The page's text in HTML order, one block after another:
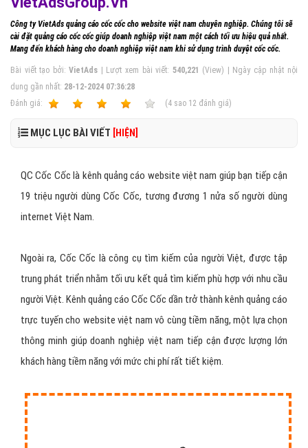
Công ty VietAds quảng cáo cốc cốc cho website việt nam chuyên nghiệp. Chúng tôi sẽ
cài đặt quảng cáo cốc cốc giúp doanh nghiệp việt nam một cách tối ưu hiệu quả nhất.
Mang đến khách hàng cho doanh nghiệp việt nam khi sử dụng trình duyệt cốc cốc.
Bài viết tạo bởi:VietAds | Lượt xem bài viết: 540,221 (View) | Ngày cập nhật nội
dung gần nhất: 28-12-2024 07:36:28
Ðánh giá:
(4 sao 12 đánh giá)
MỤC LỤC BÀI VIẾT [HIỆN]
QC Cốc Cốc là kênh quảng cáo website việt nam giúp bạn tiếp cận
19 triệu người dùng Cốc Cốc, tương đương 1 nửa số người dùng
internet Việt Nam.
Ngoài ra, Cốc Cốc là công cụ tìm kiếm của người Việt, được tập
trung phát triển nhằm tối ưu kết quả tìm kiếm phù hợp với nhu cầu
người Việt. Kênh quảng cáo Cốc Cốc dần trở thành kênh quảng cáo
trực tuyến cho website việt nam vô cùng tiềm năng, một lựa chọn
thông minh giúp doanh nghiệp việt nam tiếp cận được lượng lớn
khách hàng tiềm năng với mức chi phí rất tiết kiệm.